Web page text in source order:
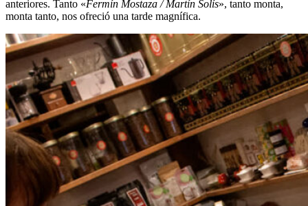
anteriores. Tanto «Fermín Mostaza / Martín Solís», tanto monta,
monta tanto, nos ofreció una tarde magnífica.